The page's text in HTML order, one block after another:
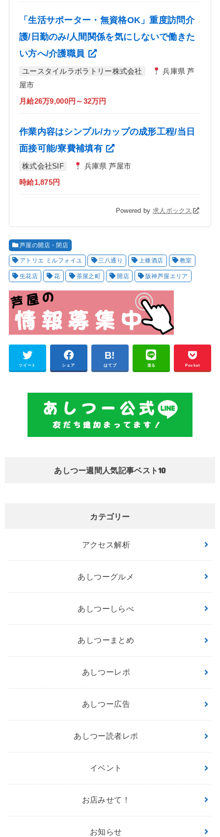
「生活サポーター・無資格OK」重度訪問介
護/日勤のみ/人間関係を気にしないで働きた
い方へ/介護職員
ユースタイルラボラトリー株式会社
兵庫県 芦
屋市
月給26万9,000円～32万円
作業内容はシンプル/カップの成形工程/当日
面接可能/寮費補填有
株式会社SIF 兵庫県 芦屋市
時給1,875円
Powered by 求人ボックス
芦屋の開店・閉店
アトリエ ミルフォイユ 三八通り 上條酒店 教室
生花店 花 茶屋之町 開店 阪神芦屋エリア
ツイート シェア はてブ 送る Pocket
あしつー週間人気記事ベスト10
カテゴリー
アクセス解析
あしつーグルメ
あしつーしらべ
あしつーまとめ
あしつーレポ
あしつー広告
あしつー読者レポ
イベント
お店みせて！
お知らせ